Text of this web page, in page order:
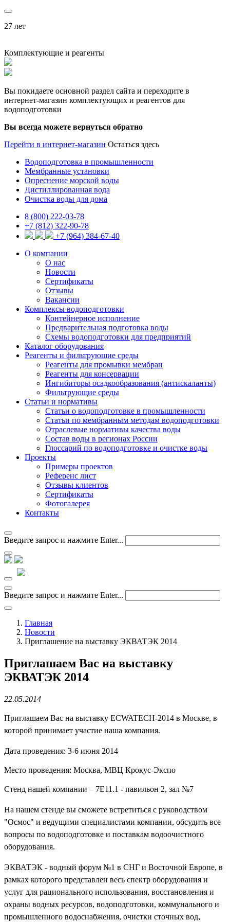
27 лет
Комплектующие и реагенты
Вы покидаете основной раздел сайта и переходите в
интернет-магазин комплектующих и реагентов для
водоподготовки
Вы всегда можете вернуться обратно
Перейти в интернет-магазин Остаться здесь
Водоподготовка в промышленности
Мембранные установки
Опреснение морской воды
Дистиллированная вода
Очистка воды для дома
8 (800) 222-03-78
+7 (812) 322-90-78
+7 (964) 384-67-40
О компании
О нас
Новости
Сертификаты
Отзывы
Вакансии
Комплексы водоподготовки
Контейнерное исполнение
Предварительная подготовка воды
Схемы водоподготовки для предприятий
Каталог оборудования
Реагенты и фильтрующие среды
Реагенты для промывки мембран
Реагенты для консервации
Ингибиторы осадкообразования (антискаланты)
Фильтрующие среды
Статьи и нормативы
Статьи о водоподготовке в промышленности
Статьи по мембранным методам водоподготовки
Отраслевые нормативы качества воды
Состав воды в регионах России
Глоссарий по водоподготовке и очистке воды
Проекты
Примеры проектов
Референс лист
Отзывы клиентов
Сертификаты
Фотогалерея
Контакты
Введите запрос и нажмите Enter...
Введите запрос и нажмите Enter...
Главная
Новости
Приглашение на выставку ЭКВАТЭК 2014
Приглашаем Вас на выставку
ЭКВАТЭК 2014
22.05.2014
Приглашаем Вас на выставку ECWATECH-2014 в Москве, в
которой принимает участие наша компания.
Дата проведения: 3-6 июня 2014
Место проведения: Москва, МВЦ Крокус-Экспо
Стенд нашей компании – 7E11.1 - павильон 2, зал №7
На нашем стенде вы сможете встретиться с руководством
"Осмос" и ведущими специалистами компании, обсудить все
вопросы по водоподготовке и поставкам водоочистного
оборудования.
ЭКВАТЭК - водный форум №1 в СНГ и Восточной Европе, в
рамках которого представлен весь спектр оборудования и
услуг для рационального использования, восстановления и
охраны водных ресурсов, водоподготовки, коммунального и
промышленного водоснабжения, очистки сточных вод,